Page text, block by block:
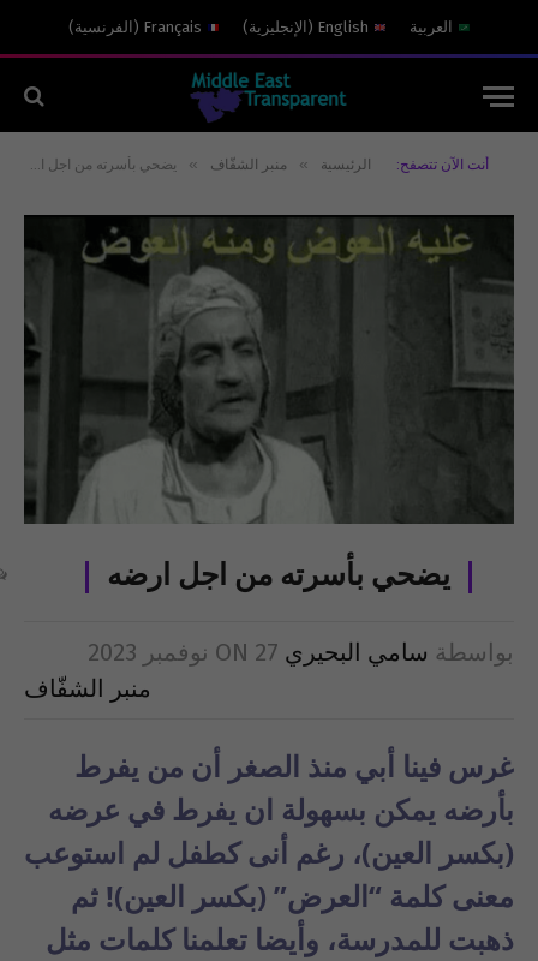
العربية English
( الإنجليزية)
Français
( الفرنسية)
أنت الآن تتصفح: الرئيسية » منبر الشفّاف » يضحي بأسرته من اجل ارضه
يضحي بأسرته من اجل ارضه
بواسطة سامي البحيري ON 27 نوفمبر 2023
منبر الشفّاف
غرس فينا أبي منذ الصغر أن من يفرط
بأرضه يمكن بسهولة ان يفرط في عرضه
(بكسر العين)، رغم أنى كطفل لم استوعب
معنى كلمة “العرض” (بكسر العين)! ثم
ذهبت للمدرسة، وأيضا تعلمنا كلمات مثل